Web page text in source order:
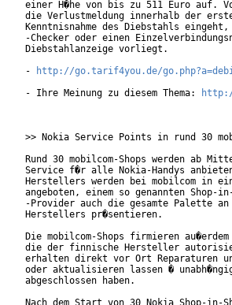
einer H�he von bis zu 511 Euro auf.
die Verlustmeldung innerhalb der
Kenntnisnahme des Diebstahls
-Checker oder einen
Diebstahlanzeige vorliegt.
-
http://go.tarif4you.de/
- Ihre Meinung zu diesem Thema:
>> Nokia Service Points in rund 30
Rund 30 mobilcom-Shops werden ab
Service f�r alle Nokia-Handys
Herstellers werden bei mobilcom in
angeboten, einem so genannten
-Provider auch die gesamte Palette
Herstellers pr�sentieren.
Die mobilcom-Shops firmieren
die der finnische Hersteller
erhalten direkt vor Ort Reparaturen
oder aktualisieren lassen �
abgeschlossen haben.
Nach dem Start von 30 Nokia Shop-